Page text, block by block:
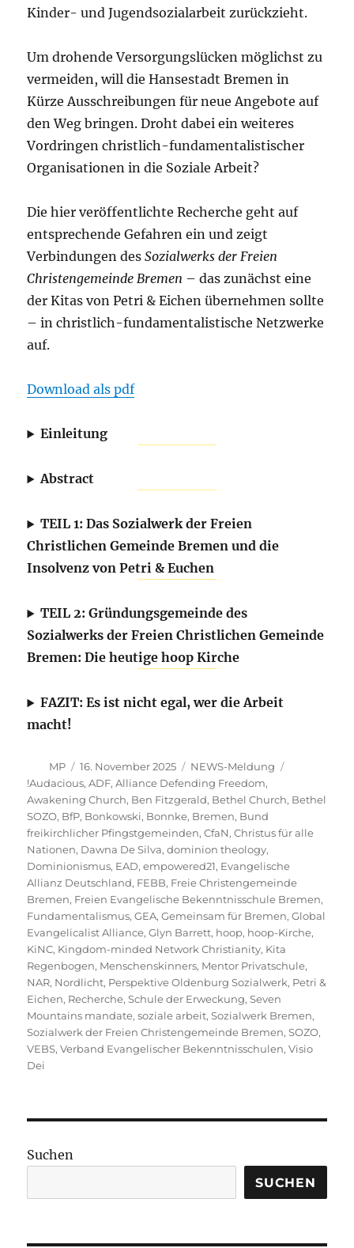
Kinder- und Jugendsozialarbeit zurückzieht.
Um drohende Versorgungslücken möglichst zu
vermeiden, will die Hansestadt Bremen in
Kürze Ausschreibungen für neue Angebote auf
den Weg bringen. Droht dabei ein weiteres
Vordringen christlich-fundamentalistischer
Organisationen in die Soziale Arbeit?
Die hier veröffentlichte Recherche geht auf
entsprechende Gefahren ein und zeigt
Verbindungen desSozialwerks der Freien
Christengemeinde Bremen – das zunächst eine
der Kitas von Petri & Eichen übernehmen sollte
– in christlich-fundamentalistische Netzwerke
auf.
Download als pdf
Einleitung
Abstract
TEIL 1: Das Sozialwerk der Freien
Christlichen Gemeinde Bremen und die
Insolvenz von Petri & Euchen
TEIL 2: Gründungsgemeinde des
Sozialwerks der Freien Christlichen Gemeinde
Bremen: Die heutige hoop Kirche
FAZIT: Es ist nicht egal, wer die Arbeit
macht!
Autor
MP
Veröffentlicht
am
16. November 2025 Kategorien
NEWS-Meldung
Schlagwörter
!Audacious,ADF,Alliance Defending Freedom,
Awakening Church, Ben Fitzgerald, Bethel Church, Bethel
SOZO, BfP, Bonkowski, Bonnke, Bremen, Bund
freikirchlicher Pfingstgemeinden,CfaN,Christus für alle
Nationen, Dawna De Silva,dominion theology,
Dominionismus, EAD,empowered21, Evangelische
Allianz Deutschland, FEBB, Freie Christengemeinde
Bremen, Freien Evangelische Bekenntnisschule Bremen,
Fundamentalismus,GEA,Gemeinsam für Bremen,Global
Evangelicalist Alliance,Glyn Barrett, hoop, hoop-Kirche,
KiNC, Kingdom-minded Network Christianity, Kita
Regenbogen, Menschenskinners, Mentor Privatschule,
NAR, Nordlicht, Perspektive Oldenburg Sozialwerk, Petri &
Eichen, Recherche,Schule der Erweckung,Seven
Mountains mandate,soziale arbeit,Sozialwerk Bremen,
Sozialwerk der Freien Christengemeinde Bremen,SOZO,
VEBS,Verband Evangelischer Bekenntnisschulen,Visio
Dei
Suchen
SUCHEN